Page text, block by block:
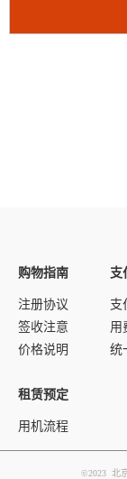
购物指南
注册协议
签收注意
价格说明
支
支
用
统
租赁预定
用机流程
©2023 北